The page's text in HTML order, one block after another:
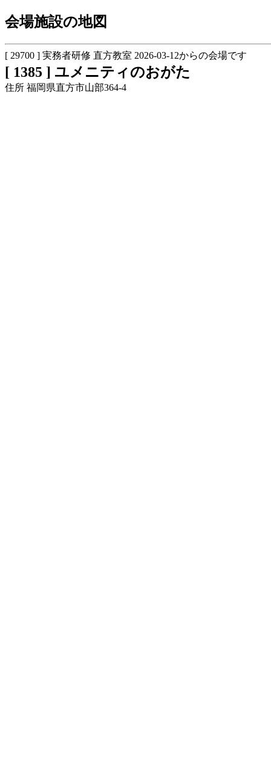
会場施設の地図
[ 29700 ] 実務者研修 直方教室 2026-03-12からの会場です
[ 1385 ] ユメニティのおがた
住所 福岡県直方市山部364-4